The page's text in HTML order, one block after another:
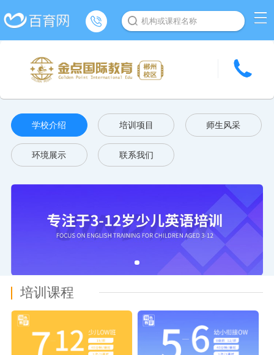
机构或课程名称
学校介绍 培训项目 师生风采
环境展示 联系我们
培训课程